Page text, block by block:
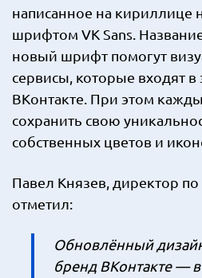
написанное на
шрифтом VK Sans.
новый шрифт помогут
сервисы, которые входят в
ВКонтакте. При этом
сохранить свою
собственных цветов и
Павел Князев, директор по
отметил:
Обновлённый
бренд ВКонтакте —